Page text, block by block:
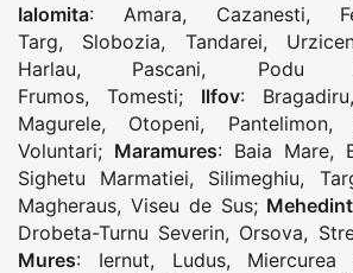
Ialomita: Amara, Cazanesti,
Targ, Slobozia, Tandarei,
Harlau, Pascani, Podu
Frumos, Tomesti; Ilfov: Bragadiru
Magurele, Otopeni, Pantelimon,
Voluntari; Maramures: Baia Mare,
Sighetu Marmatiei, Silimeghiu,
Magheraus, Viseu de Sus;
Drobeta-Turnu Severin, Orsova,
Mures: Iernut, Ludus, Miercurea